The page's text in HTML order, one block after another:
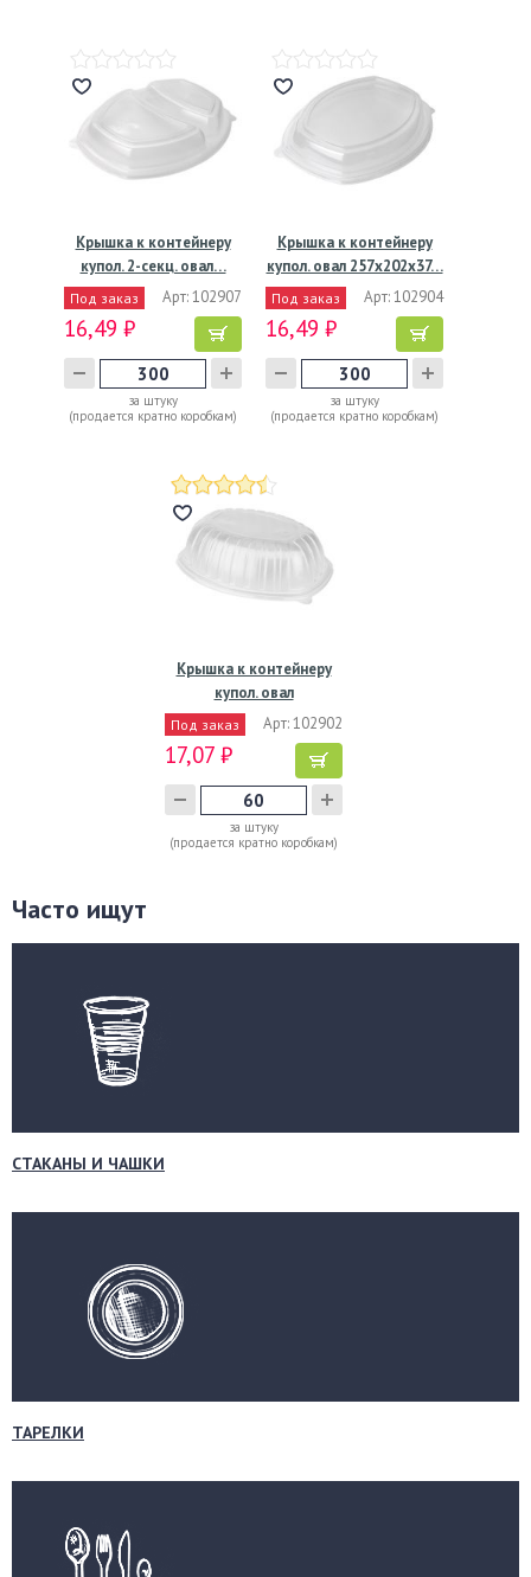
Крышка к контейнеру
купол. 2-секц. овал…
Под заказ Арт: 102907
16,49 ₽
за штуку
(продается кратно коробкам)
Крышка к контейнеру
купол. овал 257х202х37…
Под заказ Арт: 102904
16,49 ₽
за штуку
(продается кратно коробкам)
Крышка к контейнеру
купол. овал
258х202х72…
Под заказ Арт: 102902
17,07 ₽
за штуку
(продается кратно коробкам)
Часто ищут
СТАКАНЫ И ЧАШКИ
ТАРЕЛКИ